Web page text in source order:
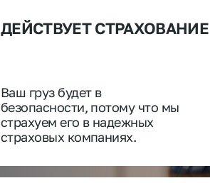
ДЕЙСТВУЕТ СТРАХОВАНИЕ
Ваш груз будет в
безопасности, потому что мы
страхуем его в надежных
страховых компаниях.